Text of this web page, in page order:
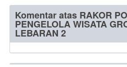
Komentar atas RAKOR
PENGELOLA WISATA
LEBARAN 2